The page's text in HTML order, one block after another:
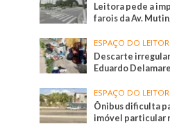
Leitora pede a
farois da Av.
ESPAÇO DO LEITOR
Descarte
Eduardo
ESPAÇO DO LEITOR
Ônibus dificulta
imóvel particular